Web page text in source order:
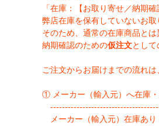
「在庫：【お取り寄せ／納期
弊店在庫を保有していないお取
そのため、通常の在庫商品と
納期確認のための仮注文として
ご注文からお届けまでの流れは
① メーカー（輸入元）へ在庫
メーカー（輸入元）在庫あり